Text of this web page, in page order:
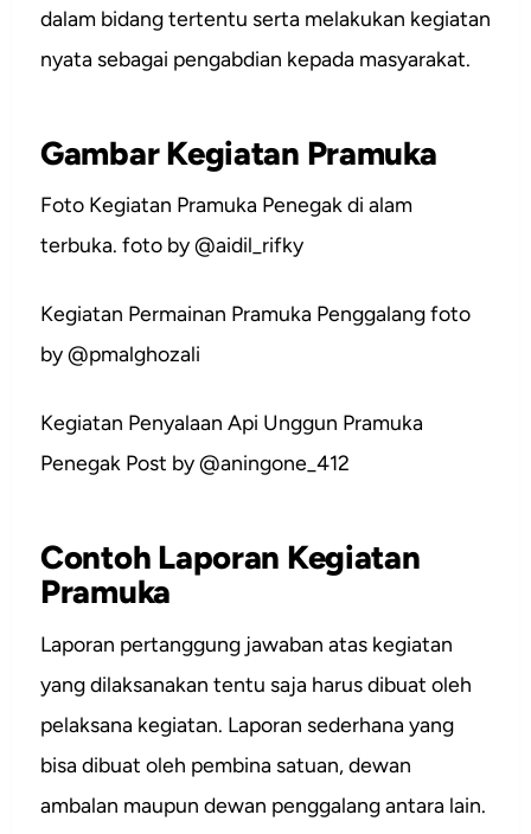
dalam bidang tertentu serta melakukan kegiatan
nyata sebagai pengabdian kepada masyarakat.
Gambar Kegiatan Pramuka
Foto Kegiatan Pramuka Penegak di alam
terbuka. foto by @aidil_rifky
Kegiatan Permainan Pramuka Penggalang foto
by @pmalghozali
Kegiatan Penyalaan Api Unggun Pramuka
Penegak Post by @aningone_412
Contoh Laporan Kegiatan
Pramuka
Laporan pertanggung jawaban atas kegiatan
yang dilaksanakan tentu saja harus dibuat oleh
pelaksana kegiatan. Laporan sederhana yang
bisa dibuat oleh pembina satuan, dewan
ambalan maupun dewan penggalang antara lain.